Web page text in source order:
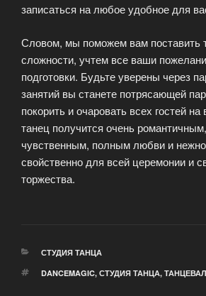
записаться на любое удобное для
Словом, мы поможем вам поставить
сложности, учтем все ваши
подготовки. Будьте уверены через
занятий вы станете потрясающей
покорить и очаровать всех гостей
танец получится очень
чувственным, полным любви и
свойственно для всей церемонии и
торжества.
РУБРИКИ
СТУДИЯ ТАНЦА
МЕТКИ
DANCEMAGIC, СТУДИЯ ТАНЦА,